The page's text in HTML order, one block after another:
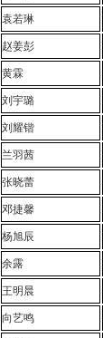
袁若琳
赵姜彭
黄霖
刘宇璐
刘耀锴
兰羽茜
张晓蕾
邓捷馨
杨旭辰
余露
王明晨
向艺鸣